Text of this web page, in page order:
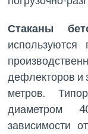
Стаканы
используются
дефлекторов и
метров.
диаметром
зависимости